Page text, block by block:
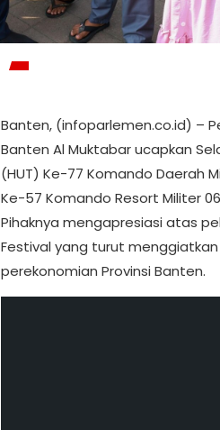
Banten, (infoparlemen.co.id) –
Banten Al Muktabar ucapkan
(HUT) Ke-77 Komando Daerah
Ke-57 Komando Resort Militer
Pihaknya mengapresiasi atas
Festival yang turut
perekonomian Provinsi Banten.